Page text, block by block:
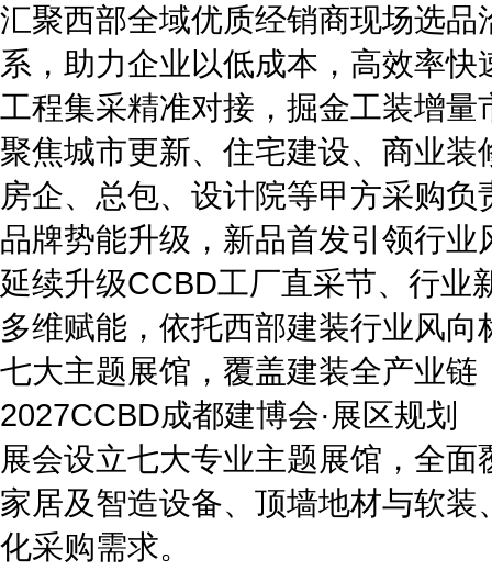
汇聚西部全域优质经销商现场选
系，助力企业以低成本，高效率
工程集采精准对接，掘金工装增量
聚焦城市更新、住宅建设、商业
房企、总包、设计院等甲方采购
品牌势能升级，新品首发引领行业
延续升级CCBD工厂直采节、行业
多维赋能，依托西部建装行业风
七大主题展馆，覆盖建装全产业链
2027CCBD成都建博会·展区规划
展会设立七大专业主题展馆，全
家居及智造设备、顶墙地材与软
化采购需求。